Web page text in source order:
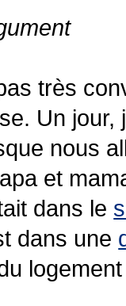
très
Un
nous
et
dans le
dans une